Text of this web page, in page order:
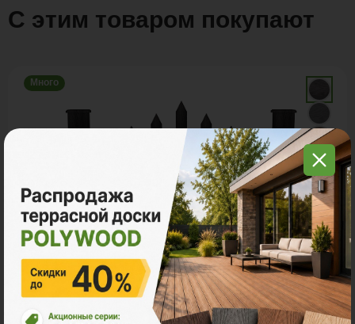
С этим товаром покупают
Много
Заборы и ограждения